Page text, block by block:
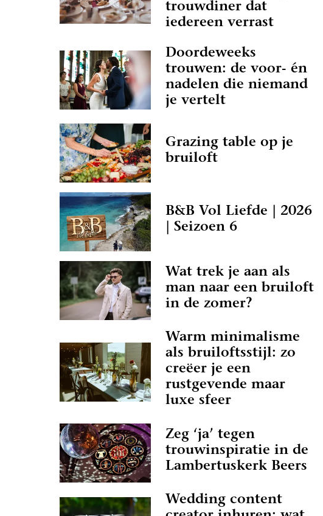
trouwdiner dat
iedereen verrast
Doordeweeks
trouwen: de voor- én
nadelen die niemand
je vertelt
Grazing table op je
bruiloft
B&B Vol Liefde | 2026
| Seizoen 6
Wat trek je aan als
man naar een bruiloft
in de zomer?
Warm minimalisme
als bruiloftsstijl: zo
creëer je een
rustgevende maar
luxe sfeer
Zeg ‘ja’ tegen
trouwinspiratie in de
Lambertuskerk Beers
Wedding content